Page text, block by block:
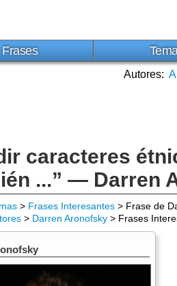
Frases
Autores: A
caracteres
...” — Darren
> Frases Interesantes > Frase de
> Darren Aronofsky > Frases